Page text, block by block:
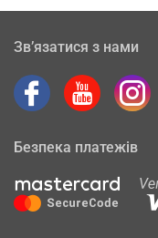
Зв’язатися з нами
Безпека платежів